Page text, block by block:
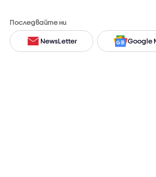
Последвайте ни
NewsLetter Google